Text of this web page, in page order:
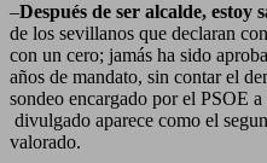
–Después de ser alcalde, estoy
de los sevillanos que declaran
con un cero; jamás ha sido
años de mandato, sin contar el
sondeo encargado por el PSOE
divulgado aparece como el
valorado.